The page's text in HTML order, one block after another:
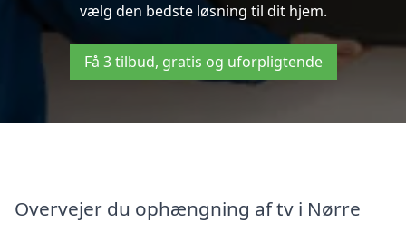
vælg den bedste løsning til dit hjem.
Få 3 tilbud, gratis og uforpligtende
Overvejer du ophængning af tv i Nørre